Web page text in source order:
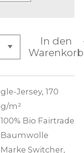
In den
Warenkorb
gle-Jersey, 170
g/m²
100% Bio Fairtrade
Baumwolle
Marke Switcher,